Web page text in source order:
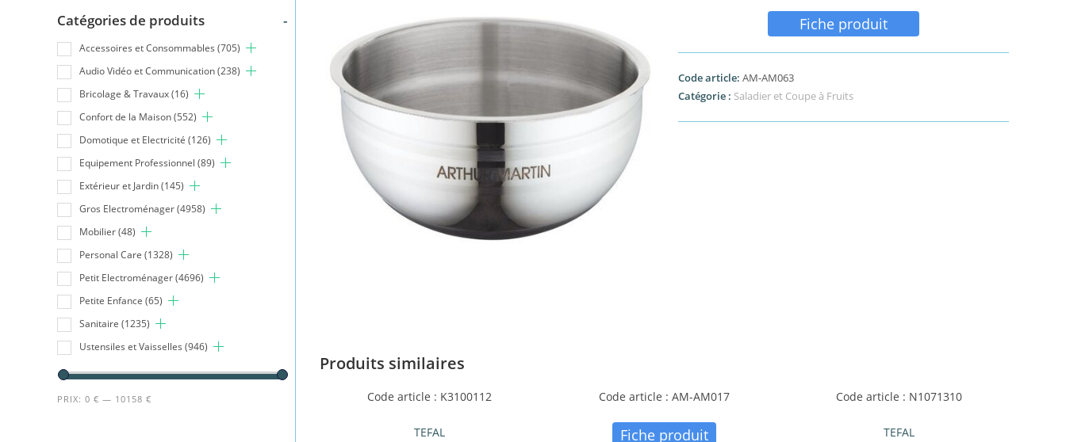
Fiche produit
Code article: AM-AM063
Catégorie : Saladier et Coupe à Fruits
Produits similaires
Code article : K3100112
TEFAL
Code article : AM-AM017
Fiche produit
Code article : N1071310
TEFAL
Catégories de produits -
Accessoires et Consommables (705)
Audio Vidéo et Communication(238)
Bricolage & Travaux(16)
Confort de la Maison(552)
Domotique et Electricité (126)
Equipement Professionnel (89)
Extérieur et Jardin(145)
Gros Electroménager(4958)
Mobilier(48)
Personal Care (1328)
Petit Electroménager(4696)
Petite Enfance (65)
Sanitaire (1235)
Ustensiles et Vaisselles (946)
PRIX: 0 € — 10158 €